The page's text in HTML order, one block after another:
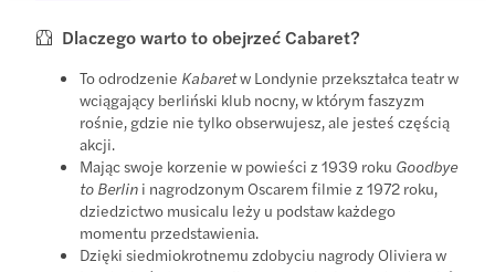
Dlaczego warto to obejrzeć Cabaret?
To odrodzenie Kabaretw Londynie przekształca teatr w
wciągający berliński klub nocny, w którym faszyzm
rośnie, gdzie nie tylko obserwujesz, ale jesteś częścią
akcji.
Mając swoje korzenie w powieści z 1939 roku Goodbye
to Berlin i nagrodzonym Oscarem filmie z 1972 roku,
dziedzictwo musicalu leży u podstaw każdego
momentu przedstawienia.
Dzięki siedmiokrotnemu zdobyciu nagrody Oliviera w